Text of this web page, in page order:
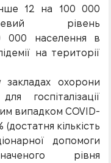
12 на 100 000
рівень
000 населення в
на території
закладах охорони
госпіталізації
випадком COVID-
кількість
допомоги
рівня